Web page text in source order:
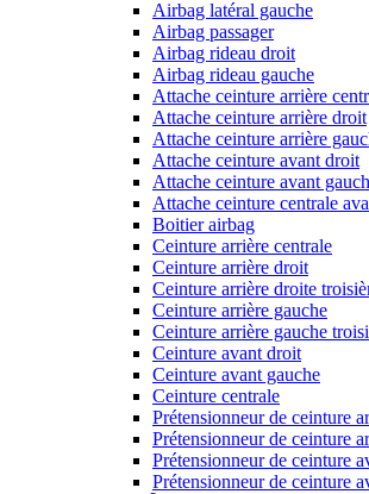
Airbag latéral gauche
Airbag passager
Airbag rideau droit
Airbag rideau gauche
Attache ceinture arrière
Attache ceinture arrière droit
Attache ceinture arrière
Attache ceinture avant droit
Attache ceinture avant
Attache ceinture centrale
Boitier airbag
Ceinture arrière centrale
Ceinture arrière droit
Ceinture arrière droite
Ceinture arrière gauche
Ceinture arrière gauche
Ceinture avant droit
Ceinture avant gauche
Ceinture centrale
Prétensionneur de ceinture
Prétensionneur de ceinture
Prétensionneur de ceinture
Prétensionneur de ceinture